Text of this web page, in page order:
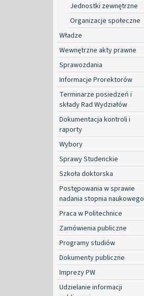
Jednostki zewnętrzne
Organizacje społeczne
Władze
Wewnętrzne akty prawne
Sprawozdania
Informacje Prorektorów
Terminarze posiedzeń i
składy Rad Wydziałów
Dokumentacja kontroli i
raporty
Wybory
Sprawy Studenckie
Szkoła doktorska
Postępowania w sprawie
nadania stopnia naukowego
Praca w Politechnice
Zamówienia publiczne
Programy studiów
Dokumenty publiczne
Imprezy PW
Udzielanie informacji